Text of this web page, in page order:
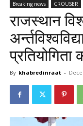
Breaking news CROUSER
राजस्थान
By khabredinraat -